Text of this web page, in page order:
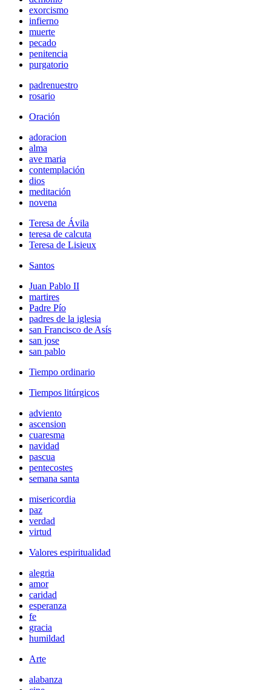
exorcismo
infierno
muerte
pecado
penitencia
purgatorio
padrenuestro
rosario
Oración
adoracion
alma
ave maria
contemplación
dios
meditación
novena
Teresa de Ávila
teresa de calcuta
Teresa de Lisieux
Santos
Juan Pablo II
martires
Padre Pío
padres de la iglesia
san Francisco de Asís
san jose
san pablo
Tiempo ordinario
Tiempos litúrgicos
adviento
ascension
cuaresma
navidad
pascua
pentecostes
semana santa
misericordia
paz
verdad
virtud
Valores espiritualidad
alegria
amor
caridad
esperanza
fe
gracia
humildad
Arte
alabanza